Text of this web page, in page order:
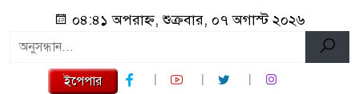
০৪:৪১ অপরাহ্ন, শুক্রবার, ০৭ অগাস্ট ২০২৬
ইপেপার